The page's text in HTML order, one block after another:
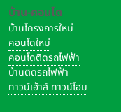
บ้าน-คอนโด
บ้านโครงการใหม่
คอนโดใหม่
คอนโดติดรถไฟฟ้า
บ้านติดรถไฟฟ้า
ทาวน์เฮ้าส์ ทาวน์โฮม